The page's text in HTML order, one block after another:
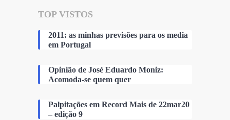
TOP VISTOS
2011: as minhas previsões para os media
em Portugal
Opinião de José Eduardo Moniz:
Acomoda-se quem quer
Palpitações em Record Mais de 22mar20
– edição 9